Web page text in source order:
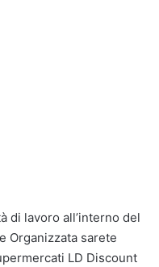
di lavoro all’interno del
Organizzata sarete
LD Discount